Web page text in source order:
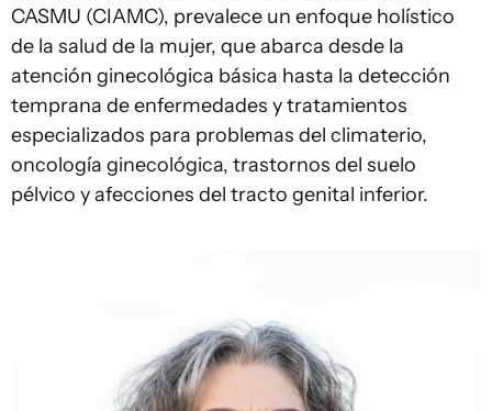
CASMU (CIAMC), prevalece un enfoque holístico
de la salud de la mujer, que abarca desde la
atención ginecológica básica hasta la detección
temprana de enfermedades y tratamientos
especializados para problemas del climaterio,
oncología ginecológica, trastornos del suelo
pélvico y afecciones del tracto genital inferior.